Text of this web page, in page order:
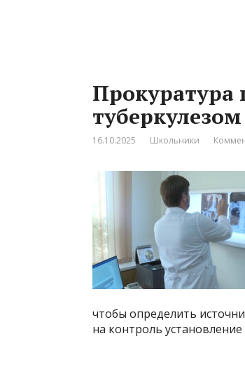
Прокуратура
16.10.2025 Школьники
чтобы определить
на контроль